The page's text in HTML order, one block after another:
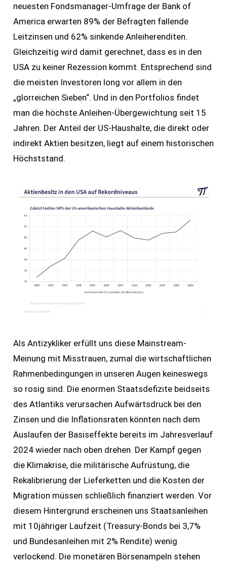
neuesten Fondsmanager-Umfrage der Bank of
America erwarten 89% der Befragten fallende
Leitzinsen und 62% sinkende Anleiherenditen.
Gleichzeitig wird damit gerechnet, dass es in den
USA zu keiner Rezession kommt. Entsprechend sind
die meisten Investoren long vor allem in den
„glorreichen Sieben“. Und in den Portfolios findet
man die höchste Anleihen-Übergewichtung seit 15
Jahren. Der Anteil der US-Haushalte, die direkt oder
indirekt Aktien besitzen, liegt auf einem historischen
Höchststand.
Als Antizykliker erfüllt uns diese Mainstream-
Meinung mit Misstrauen, zumal die wirtschaftlichen
Rahmenbedingungen in unseren Augen keineswegs
so rosig sind. Die enormen Staatsdefizite beidseits
des Atlantiks verursachen Aufwärtsdruck bei den
Zinsen und die Inflationsraten könnten nach dem
Auslaufen der Basiseffekte bereits im Jahresverlauf
2024 wieder nach oben drehen. Der Kampf gegen
die Klimakrise, die militärische Aufrüstung, die
Rekalibrierung der Lieferketten und die Kosten der
Migration müssen schließlich finanziert werden. Vor
diesem Hintergrund erscheinen uns Staatsanleihen
mit 10jähriger Laufzeit (Treasury-Bonds bei 3,7%
und Bundesanleihen mit 2% Rendite) wenig
verlockend. Die monetären Börsenampeln stehen